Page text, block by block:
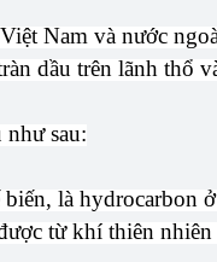
Nam và nước
dầu trên lãnh thổ
sau:
là hydrocarbon
từ khí thiên